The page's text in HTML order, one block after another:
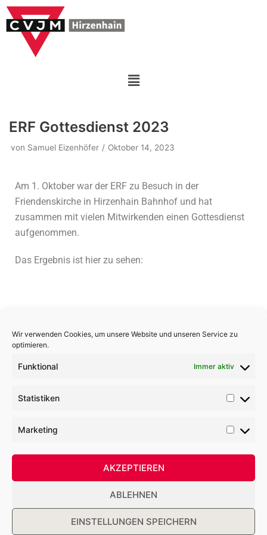
Wir verwenden Cookies, um unsere Website und unseren Service zu
optimieren.
Funktional Immer aktiv
Statistiken
Marketing
AKZEPTIEREN
ABLEHNEN
EINSTELLUNGEN SPEICHERN
Zum
Inhalt
ERF Gottesdienst 2023
von Samuel Eizenhöfer Oktober 14, 2023
Am 1. Oktober war der ERF zu Besuch in der
Friendenskirche in Hirzenhain Bahnhof und hat
zusammen mit vielen Mitwirkenden einen Gottesdienst
aufgenommen.
Das Ergebnis ist hier zu sehen:
+++ Neueste Beiträge +++
Kanutour 2025
Skifreizeit 2026
Infos aus dem CVJM Hirzenhain Dezember 2024
Datenschutz Impressum Kontakt